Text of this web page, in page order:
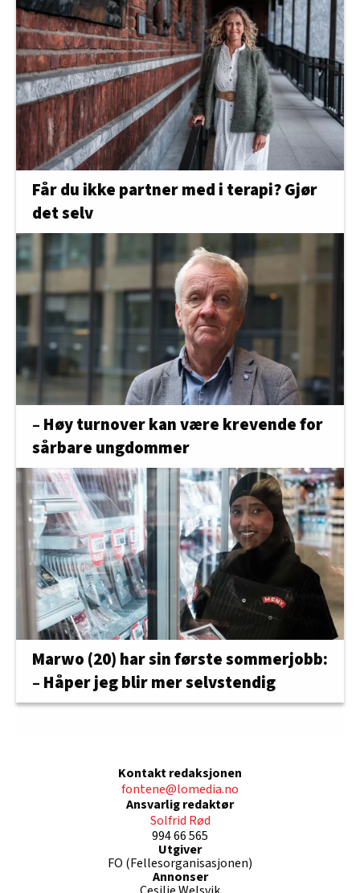
Får du ikke partner med i terapi? Gjør
det selv
– Høy turnover kan være krevende for
sårbare ungdommer
Marwo (20) har sin første sommerjobb:
– Håper jeg blir mer selvstendig
Kontakt redaksjonen
fontene@lomedia.no
Ansvarlig redaktør
Solfrid Rød
994 66 565
Utgiver
FO (Fellesorganisasjonen)
Annonser